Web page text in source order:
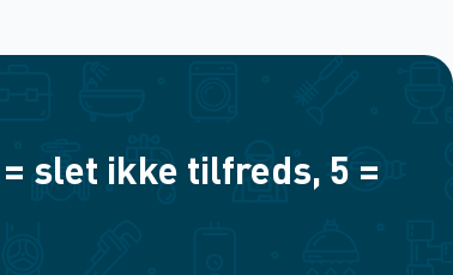
slet ikke tilfreds, 5 =